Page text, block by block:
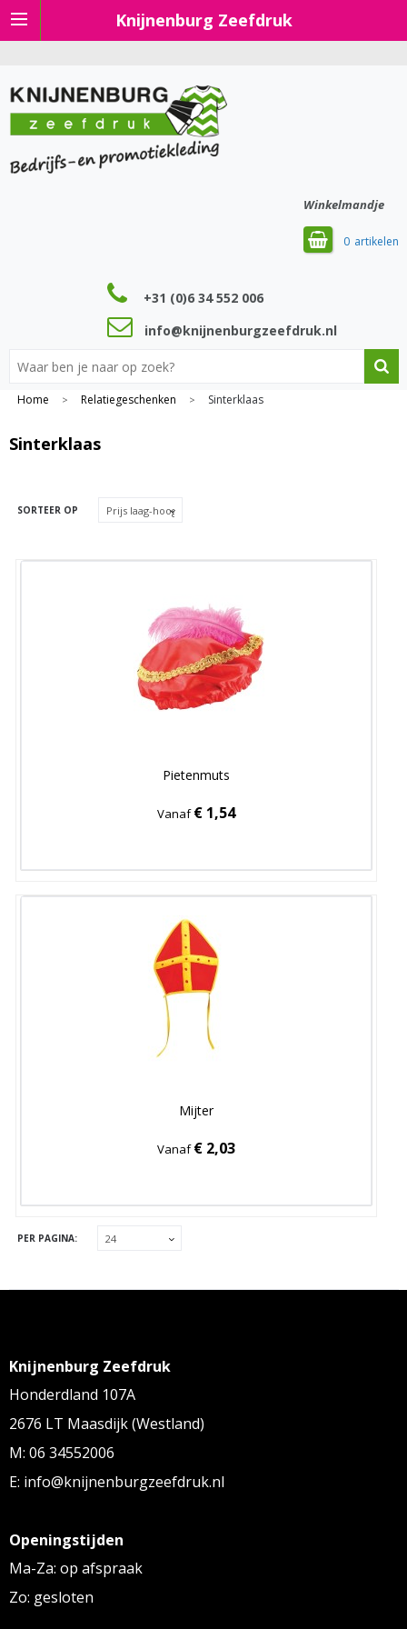
Knijnenburg Zeefdruk
Winkelmandje
0
+31 (0)6 34 552 006
info@knijnenburgzeefdruk.nl
Home > Relatiegeschenken > Sinterklaas
Sinterklaas
SORTEER OP
Pietenmuts
Vanaf€ 1,54
Mijter
Vanaf€ 2,03
PER PAGINA:
Knijnenburg Zeefdruk
Honderdland 107A
2676 LT Maasdijk (Westland)
M: 06 34552006
E: info@knijnenburgzeefdruk.nl
Openingstijden
Ma-Za: op afspraak
Zo: gesloten